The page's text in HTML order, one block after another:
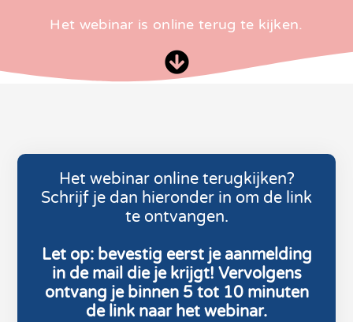
Het webinar is online terug te kijken.
Het webinar online terugkijken?
Schrijf je dan hieronder in om de link
te ontvangen.
Let op: bevestig eerst je aanmelding
in de mail die je krijgt! Vervolgens
ontvang je binnen 5 tot 10 minuten
de link naar het webinar.